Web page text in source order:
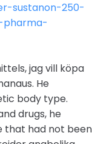
sustanon-250-
jag vill köpa
He
body type.
drugs, he
that had not been